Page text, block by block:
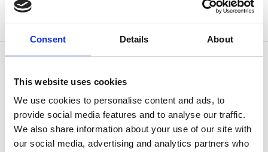
Consent Details About
This website uses cookies
We use cookies to personalise content and ads, to
provide social media features and to analyse our traffic.
We also share information about your use of our site with
our social media, advertising and analytics partners who
Artikel-Nr: